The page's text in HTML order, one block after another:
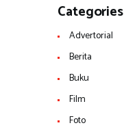
Categories
Advertorial
Berita
Buku
Film
Foto